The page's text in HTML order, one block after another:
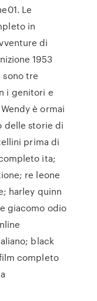
Le
in
di
1953
sono tre
i genitori e
è ormai
delle storie di
prima di
ita;
re leone
harley quinn
giacomo odio
black
completo